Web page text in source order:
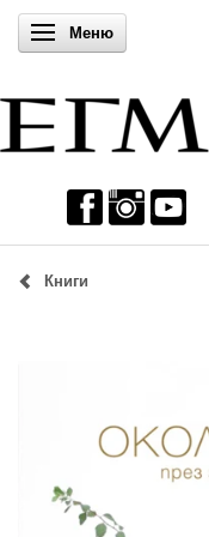
Включи навигацията
Меню
Книги